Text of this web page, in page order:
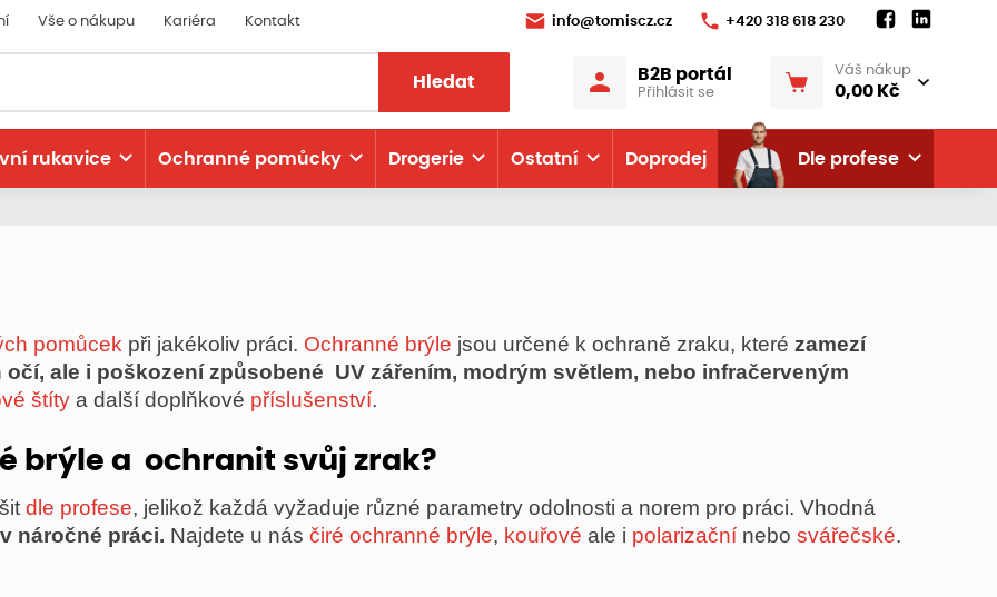
Vše o nákupu Kariéra Kontakt info@tomiscz.cz +420 318 618 230
Hledat B2B portál
Přihlásit se
Váš nákup
0,00 Kč
rukavice Ochranné pomůcky Drogerie Ostatní Doprodej Dle profese
pomůcek při jakékoliv práci. Ochranné brýle jsou určené k ochraně zraku, které zamezí
ale i poškození způsobené UV zářením, modrým světlem, nebo infračerveným
štíty a další doplňkové příslušenství.
brýle a ochranit svůj zrak?
dle profese, jelikož každá vyžaduje různé parametry odolnosti a norem pro práci. Vhodná
náročné práci. Najdete u nás čiré ochranné brýle, kouřové ale i polarizační nebo svářečské.